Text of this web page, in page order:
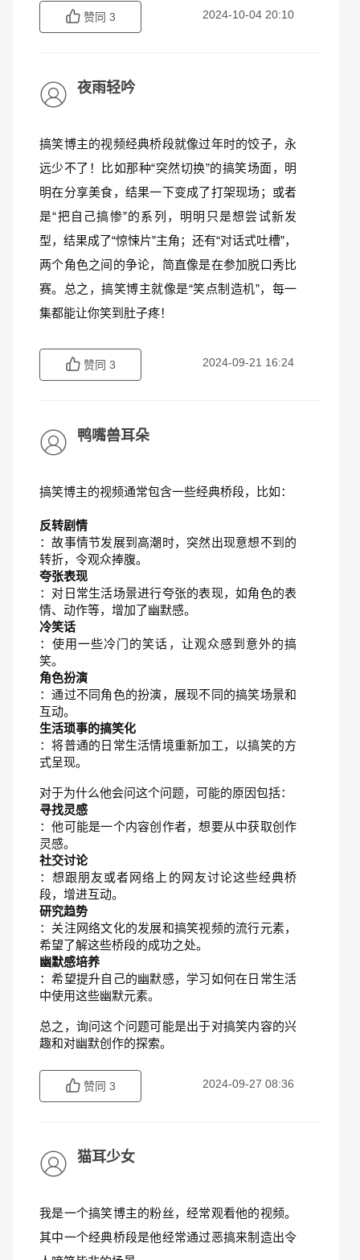
赞同 3 2024-10-04 20:10
夜雨轻吟
搞笑博主的视频经典桥段就像过年时的饺子，永
远少不了！比如那种“突然切换”的搞笑场面，明
明在分享美食，结果一下变成了打架现场；或者
是“把自己搞惨”的系列，明明只是想尝试新发
型，结果成了“惊悚片”主角；还有“对话式吐槽”，
两个角色之间的争论，简直像是在参加脱口秀比
赛。总之，搞笑博主就像是“笑点制造机”，每一
集都能让你笑到肚子疼！
赞同 3 2024-09-21 16:24
鸭嘴兽耳朵
搞笑博主的视频通常包含一些经典桥段，比如：
反转剧情
：故事情节发展到高潮时，突然出现意想不到的
转折，令观众捧腹。
夸张表现
：对日常生活场景进行夸张的表现，如角色的表
情、动作等，增加了幽默感。
冷笑话
：使用一些冷门的笑话，让观众感到意外的搞
笑。
角色扮演
：通过不同角色的扮演，展现不同的搞笑场景和
互动。
生活琐事的搞笑化
：将普通的日常生活情境重新加工，以搞笑的方
式呈现。
对于为什么他会问这个问题，可能的原因包括：
寻找灵感
：他可能是一个内容创作者，想要从中获取创作
灵感。
社交讨论
：想跟朋友或者网络上的网友讨论这些经典桥
段，增进互动。
研究趋势
：关注网络文化的发展和搞笑视频的流行元素，
希望了解这些桥段的成功之处。
幽默感培养
：希望提升自己的幽默感，学习如何在日常生活
中使用这些幽默元素。
总之，询问这个问题可能是出于对搞笑内容的兴
趣和对幽默创作的探索。
赞同 3 2024-09-27 08:36
猫耳少女
我是一个搞笑博主的粉丝，经常观看他的视频。
其中一个经典桥段是他经常通过恶搞来制造出令